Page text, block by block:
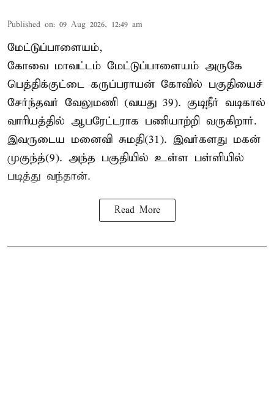
Published on: 09 Aug 2026, 12:49 am
மேட்டுப்பாளையம்,
கோவை மாவட்டம் மேட்டுப்பாளையம் அருகே
பெத்திக்குட்டை கருப்பராயன் கோவில் பகுதியைச்
சேர்ந்தவர் வேலுமணி (வயது 39). குடிநீர் வடிகால்
வாரியத்தில் ஆபரேட்டராக பணியாற்றி வருகிறார்.
இவருடைய மனைவி சுமதி(31). இவர்களது மகன்
முகுந்த்(9). அந்த பகுதியில் உள்ள பள்ளியில்
படித்து வந்தான்.
Read More